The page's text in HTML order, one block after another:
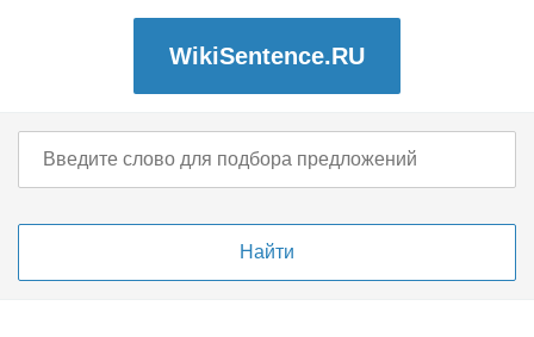
WikiSentence.RU